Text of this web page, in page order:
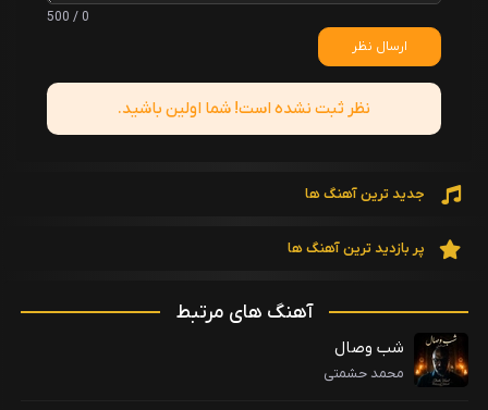
0 / 500
ارسال نظر
نظر ثبت نشده است! شما اولین باشید.
جدید ترین آهنگ ها
پر بازدید ترین آهنگ ها
آهنگ های مرتبط
شب وصال
محمد حشمتی